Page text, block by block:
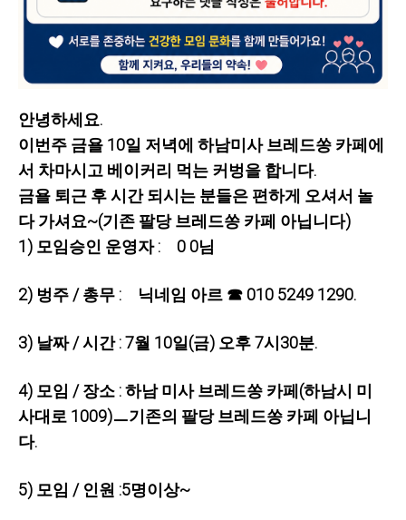
안녕하세요.
이번주 금욜 10일 저녁에 하남미사 브레드쏭 카페에
서 차마시고 베이커리 먹는 커벙을 합니다.
금욜 퇴근 후 시간 되시는 분들은 편하게 오셔서 놀
다 가셔요~(기존 팔당 브레드쏭 카페 아닙니다)
1) 모임승인 운영자 : 0 0님
2) 벙주 / 총무 : 닉네임 아르 ☎ 010 5249 1290.
3) 날짜 / 시간 : 7월 10일(금) 오후 7시30분.
4) 모임 / 장소 : 하남 미사 브레드쏭 카페(하남시 미
사대로 1009)ㅡ기존의 팔당 브레드쏭 카페 아닙니
다.
5) 모임 / 인원 :5명이상~